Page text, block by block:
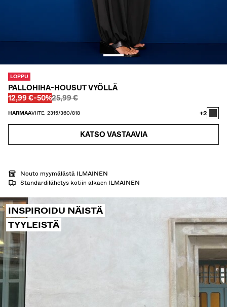
LOPPU
PALLOHIHA-HOUSUT VYÖLLÄ
ALENNETTU HINTA
12,99 €ALENNUS
-50%Ennen
25,99 €
Ennen
HARMAAVIITE. 2315/360/818 +2
KATSO VASTAAVIA
Nouto myymälästä ILMAINEN
Standardilähetys kotiin alkaen ILMAINEN
INSPIROIDU NÄISTÄ
TYYLEISTÄ
VIIMEISET PÄIVÄT
SELLERS
PRICES
MUSIC
YOUR FAN ERA